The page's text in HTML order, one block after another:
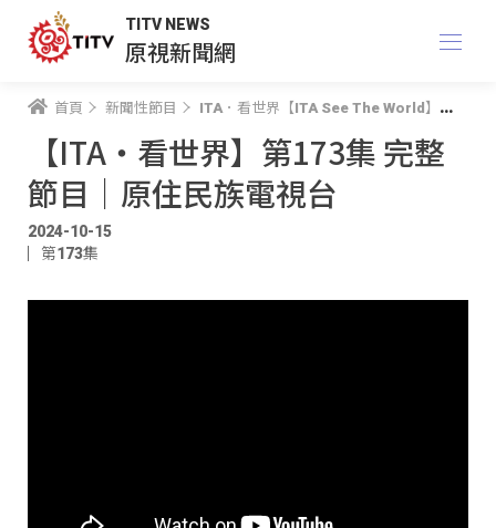
TITV NEWS
原視新聞網
首頁 新聞性節目 ITA．看世界【ITA See The World】
【ITA・看世界】第173集 完整
節目｜原住民族電視台
2024-10-15
第173集